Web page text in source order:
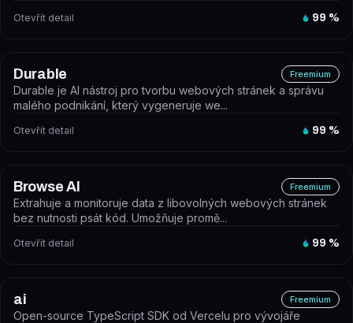
Otevřít detail 99 %
Durable Freemium
Durable je AI nástroj pro tvorbu webových stránek a správu
malého podnikání, který vygeneruje we...
Otevřít detail 99 %
Browse AI Freemium
Extrahuje a monitoruje data z libovolných webových stránek
bez nutnosti psát kód. Umožňuje promě...
Otevřít detail 99 %
ai Freemium
Open-source TypeScript SDK od Vercelu pro vývojáře